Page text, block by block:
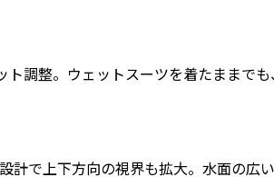
調整。ウェットスーツを着たままで
計で上下方向の視界も拡大。水面の広